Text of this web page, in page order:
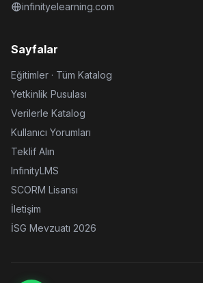
infinityelearning.com
Sayfalar
Eğitimler · Tüm Katalog
Yetkinlik Pusulası
Verilerle Katalog
Kullanıcı Yorumları
Teklif Alın
InfinityLMS
SCORM Lisansı
İletişim
İSG Mevzuatı 2026